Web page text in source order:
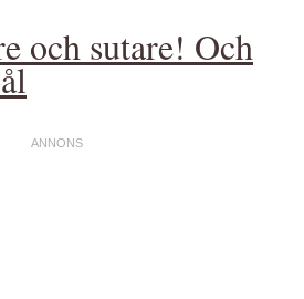
och sutare! Och